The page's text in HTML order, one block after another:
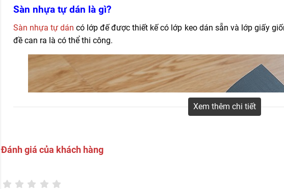
Bán sàn nhựa tự dán giả gỗ giá rẻ chỉ từ 85.000đ/m2 với mẫu mã đa dạng, chất
nhựa tự dính có keo dán sẵn.
Sàn nhựa tự dán là gì?
Sàn nhựa tự dán có lớp đế được thiết kế có lớp keo dán sẵn và lớp giấy
đề can ra là có thể thi công.
Xem thêm chi tiết
Đánh giá của khách hàng